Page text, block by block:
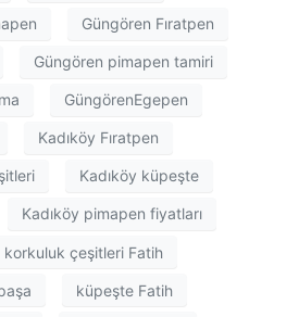
Güngören Fıratpen
Güngören pimapen tamiri
GüngörenEgepen
Kadıköy Fıratpen
Kadıköy küpeşte
Kadıköy pimapen fiyatları
korkuluk çeşitleri Fatih
küpeşte Fatih